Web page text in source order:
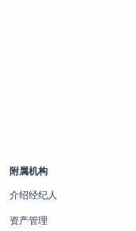
附属机构
介绍经纪人
资产管理